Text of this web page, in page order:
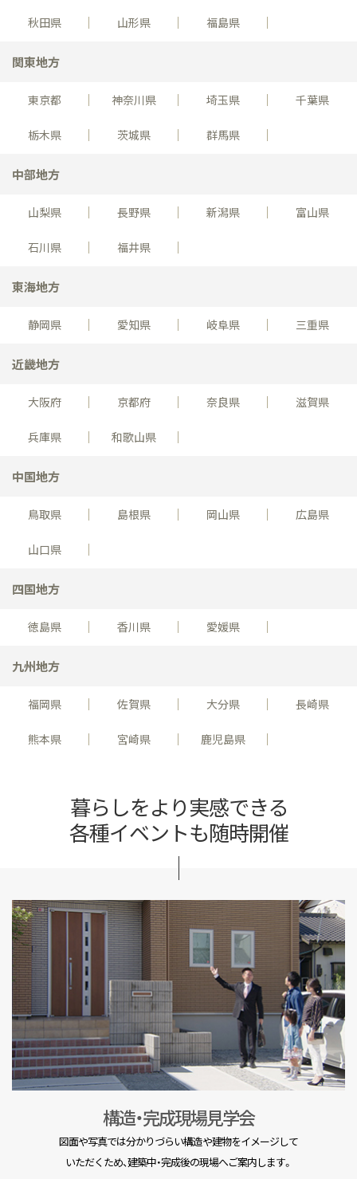
秋田県 山形県 福島県
関東地方
東京都 神奈川県 埼玉県 千葉県
栃木県 茨城県 群馬県
中部地方
山梨県 長野県 新潟県 富山県
石川県 福井県
東海地方
静岡県 愛知県 岐阜県 三重県
近畿地方
大阪府 京都府 奈良県 滋賀県
兵庫県 和歌山県
中国地方
鳥取県 島根県 岡山県 広島県
山口県
四国地方
徳島県 香川県 愛媛県
九州地方
福岡県 佐賀県 大分県 長崎県
熊本県 宮崎県 鹿児島県
暮らしをより実感できる
各種イベントも随時開催
構造・完成現場見学会
図面や写真では分かりづらい構造や建物をイメージして
いただくため、建築中・完成後の現場へご案内します。